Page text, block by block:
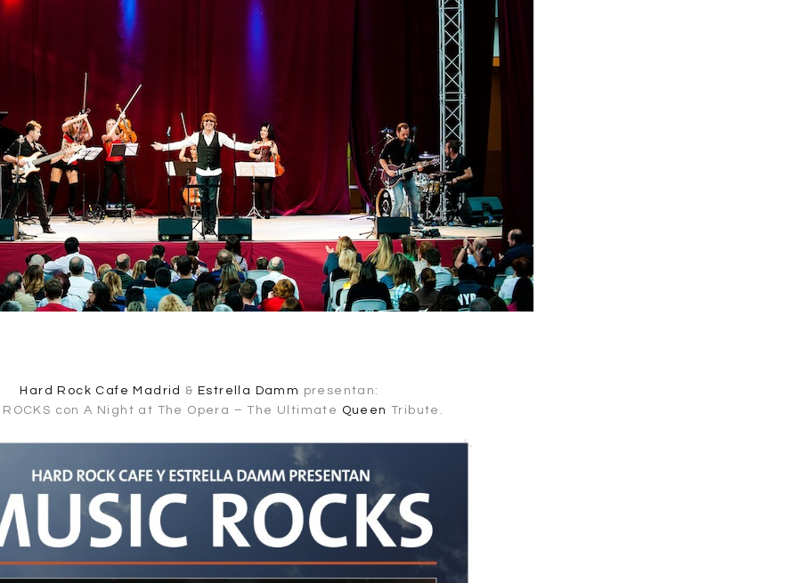
Hard Rock Cafe Madrid & Estrella Damm presentan:
ROCKS con A Night at The Opera – The Ultimate Queen Tribute.